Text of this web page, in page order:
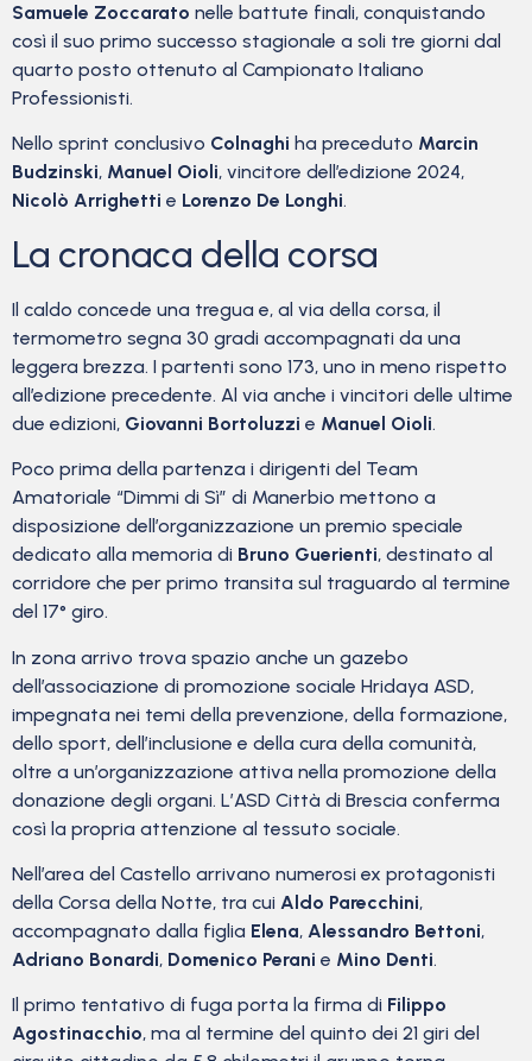
Samuele Zoccarato nelle battute finali, conquistando
così il suo primo successo stagionale a soli tre giorni dal
quarto posto ottenuto al Campionato Italiano
Professionisti.
Nello sprint conclusivo Colnaghi ha preceduto Marcin
Budzinski, Manuel Oioli, vincitore dell’edizione 2024,
Nicolò Arrighetti e Lorenzo De Longhi.
La cronaca della corsa
Il caldo concede una tregua e, al via della corsa, il
termometro segna 30 gradi accompagnati da una
leggera brezza. I partenti sono 173, uno in meno rispetto
all’edizione precedente. Al via anche i vincitori delle ultime
due edizioni, Giovanni Bortoluzzi e Manuel Oioli.
Poco prima della partenza i dirigenti del Team
Amatoriale “Dimmi di Sì” di Manerbio mettono a
disposizione dell’organizzazione un premio speciale
dedicato alla memoria di Bruno Guerienti, destinato al
corridore che per primo transita sul traguardo al termine
del 17° giro.
In zona arrivo trova spazio anche un gazebo
dell’associazione di promozione sociale Hridaya ASD,
impegnata nei temi della prevenzione, della formazione,
dello sport, dell’inclusione e della cura della comunità,
oltre a un’organizzazione attiva nella promozione della
donazione degli organi. L’ASD Città di Brescia conferma
così la propria attenzione al tessuto sociale.
Nell’area del Castello arrivano numerosi ex protagonisti
della Corsa della Notte, tra cui Aldo Parecchini,
accompagnato dalla figlia Elena, Alessandro Bettoni,
Adriano Bonardi, Domenico Perani e Mino Denti.
Il primo tentativo di fuga porta la firma di Filippo
Agostinacchio, ma al termine del quinto dei 21 giri del